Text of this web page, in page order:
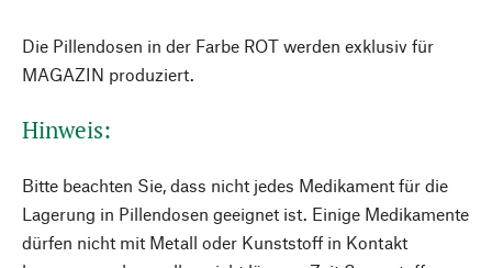
Die Pillendosen in der Farbe ROT werden exklusiv für
MAGAZIN produziert.
Hinweis:
Bitte beachten Sie, dass nicht jedes Medikament für die
Lagerung in Pillendosen geeignet ist. Einige Medikamente
dürfen nicht mit Metall oder Kunststoff in Kontakt